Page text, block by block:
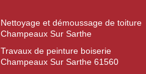
Nettoyage et démoussage de toiture
Champeaux Sur Sarthe
Travaux de peinture boiserie
Champeaux Sur Sarthe 61560